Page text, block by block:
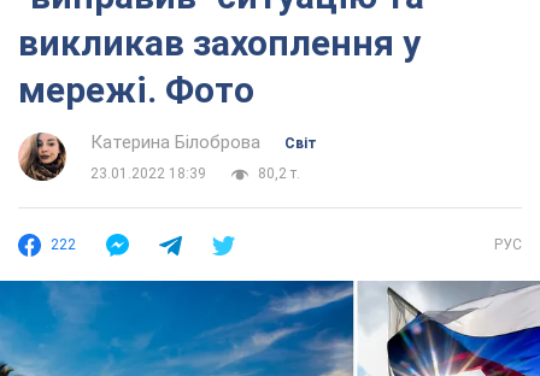
викликав захоплення у
мережі. Фото
Катерина Білоброва
Світ
23.01.2022 18:39
80,2 т.
222 РУС